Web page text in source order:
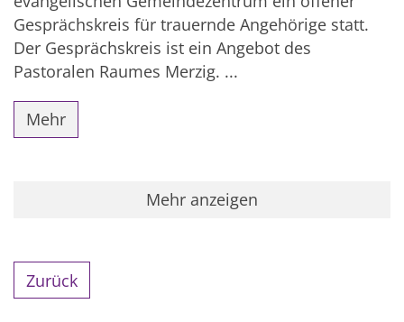
Gesprächskreis für trauernde Angehörige statt.
Der Gesprächskreis ist ein Angebot des
Pastoralen Raumes Merzig. ...
Mehr
Mehr anzeigen
Zurück